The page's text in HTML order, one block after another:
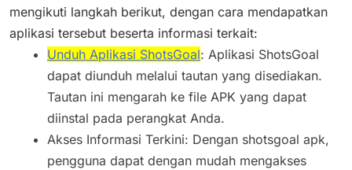
mengikuti langkah berikut, dengan cara mendapatkan
aplikasi tersebut beserta informasi terkait:
Unduh Aplikasi ShotsGoal: Aplikasi ShotsGoal
dapat diunduh melalui tautan yang disediakan.
Tautan ini mengarah ke file APK yang dapat
diinstal pada perangkat Anda.
Akses Informasi Terkini: Dengan shotsgoal apk,
pengguna dapat dengan mudah mengakses